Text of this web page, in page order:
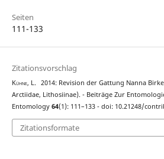
Zitationsvorschlag
Kühne, L.
2014: Revision der Gattung Nanna
Arctiidae, Lithosiinae). - Beiträge Zur
Entomology 64(1): 111–133 - doi: 10.21248/
Zitationsformate
Seiten
111-133